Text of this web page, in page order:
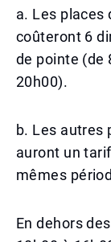
a. Les
coûteront 6
de pointe (de
20h00).
b. Les autres
auront un
mêmes
En dehors